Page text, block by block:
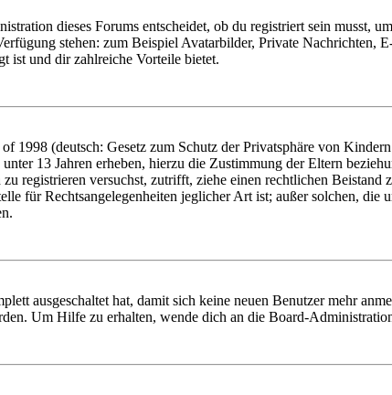
dieses Forums entscheidet, ob du registriert sein musst,
stehen: zum Beispiel Avatarbilder, Private Nachrichten,
ist und dir zahlreiche Vorteile bietet.
1998 (deutsch: Gesetz zum Schutz der Privatsphäre von
13 Jahren erheben, hierzu die Zustimmung der Eltern
registrieren versuchst, zutrifft, ziehe einen rechtlichen
für Rechtsangelegenheiten jeglicher Art ist; außer solchen,
ausgeschaltet hat, damit sich keine neuen Benutzer mehr
Um Hilfe zu erhalten, wende dich an die Board-